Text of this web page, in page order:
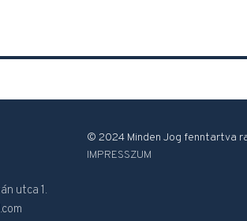
utca 1.
© 2024 Minden Jog fenntartva
IMPRESSZUM